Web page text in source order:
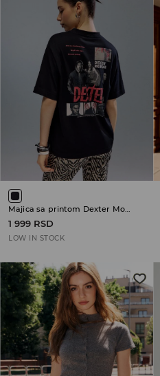
Majica sa printom Dexter Morgan
1 999 RSD
LOW IN STOCK